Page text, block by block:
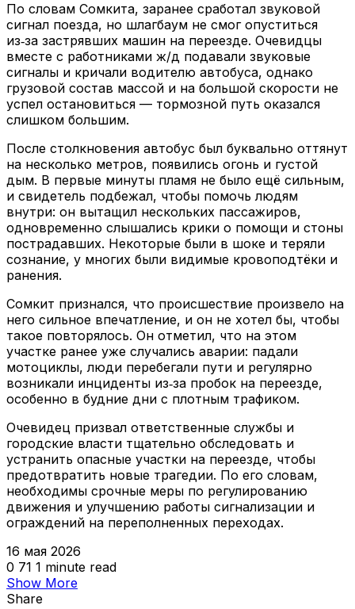
По словам Сомкита, заранее сработал звуковой
сигнал поезда, но шлагбаум не смог опуститься
из‑за застрявших машин на переезде. Очевидцы
вместе с работниками ж/д подавали звуковые
сигналы и кричали водителю автобуса, однако
грузовой состав массой и на большой скорости не
успел остановиться — тормозной путь оказался
слишком большим.
После столкновения автобус был буквально оттянут
на несколько метров, появились огонь и густой
дым. В первые минуты пламя не было ещё сильным,
и свидетель подбежал, чтобы помочь людям
внутри: он вытащил нескольких пассажиров,
одновременно слышались крики о помощи и стоны
пострадавших. Некоторые были в шоке и теряли
сознание, у многих были видимые кровоподтёки и
ранения.
Сомкит признался, что происшествие произвело на
него сильное впечатление, и он не хотел бы, чтобы
такое повторялось. Он отметил, что на этом
участке ранее уже случались аварии: падали
мотоциклы, люди перебегали пути и регулярно
возникали инциденты из‑за пробок на переезде,
особенно в будние дни с плотным трафиком.
Очевидец призвал ответственные службы и
городские власти тщательно обследовать и
устранить опасные участки на переезде, чтобы
предотвратить новые трагедии. По его словам,
необходимы срочные меры по регулированию
движения и улучшению работы сигнализации и
ограждений на переполненных переходах.
16 мая 2026
0 71 1 minute read
Show More
Share